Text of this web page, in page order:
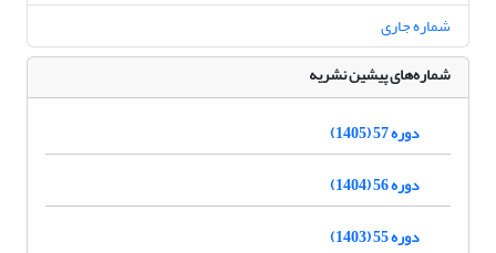
شماره جاری
شماره‌های پیشین نشریه
دوره 57 (1405)
دوره 56 (1404)
دوره 55 (1403)